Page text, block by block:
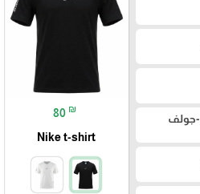
Golf&Horse-جولف
80 ₪
Nike t-shirt